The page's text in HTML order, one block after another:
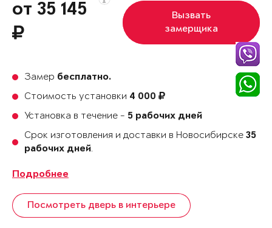
от 35 145
Вызвать
замерщика
Замер бесплатно.
Стоимость установки 4 000
Установка в течение - 5 рабочих дней
Срок изготовления и доставки в Новосибирске 35
рабочих дней.
Подробнее
Посмотреть дверь в интерьере